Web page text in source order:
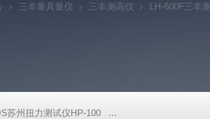
三丰量具量仪 三丰测高仪 LH-600F三丰
苏州扭力测试仪HP-100 CM-700D维修美能达